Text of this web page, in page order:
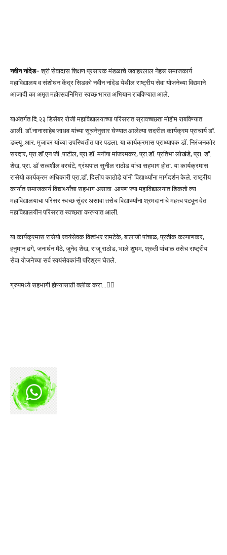
नवीन नांदेड- श्री सेवादास शिक्षण प्रसारक मंडळाचे जवाहरलाल नेहरू समाजकार्य
महाविद्यालय व संशोधन केंद्र सिडको नवीन नांदेड येथील राष्ट्रीय सेवा योजनेच्या विद्यमाने
आजादी का अमृत महोत्सवनिमित्त स्वच्छ भारत अभियान राबविण्यात आले.
याअंतर्गत दि.२३ डिसेंबर रोजी महाविद्यालयाच्या परिसरात स्रावच्बछता मोहीम राबविण्यात
आली. डॉ.नानासाहेब जाधव यांच्या सूचनेनुसार घेण्यात आलेल्या सदरील कार्यक्रम प्राचार्य डॉ.
डब्ल्यू .आर. मुजावर यांच्या उपस्थितीत पार पडला. या कार्यक्रमास प्राध्यापक डॉ. निरंजनकोर
सरदार, प्रा.डॉ.एन जी .पाटील, प्रा.डॉ. मनीषा मांजरमकर, प्रा.डॉ. प्रतिभा लोखंडे, प्रा. डॉ.
शेख, प्रा. डॉ सत्वशील वरघंटे, ग्रंथपाल सुनील राठोड यांचा सहभाग होता. या कार्यक्रमास
रासेयो कार्यक्रम अधिकारी प्रा.डॉ. दिलीप काठोडे यांनी विद्यार्थ्यांना मार्गदर्शन केले. राष्ट्रीय
कार्यात समाजकार्य विद्यार्थ्यांचा सहभाग असावा. आपण ज्या महाविद्यालयात शिकतो त्या
महाविद्यालयाचा परिसर स्वच्छ सुंदर असावा तसेच विद्यार्थ्यांना श्रमदानाचे महत्त्व पटवून देत
महाविद्यालयीन परिसरात स्वच्छता करण्यात आली.
या कार्यक्रमास रासेयो स्वयंसेवक विश्वंभर रामटेके, बालाजी पांचाळ, प्रतीक कल्याणकर,
हनुमान ढगे, जनार्धन मैठे, जुनेद शेख, राजू राठोड, भाले शुभम, श्रुती पांचाळ तसेच राष्ट्रीय
सेवा योजनेच्या सर्व स्वयंसेवकांनी परिश्रम घेतले.
ग्रुपमध्ये सहभागी होण्यासाठी क्लीक करा…👆🏻